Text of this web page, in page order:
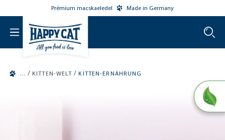
Prémium macskaeledel Made in Germany
/ KITTEN-WELT / KITTEN-ERNÄHRUNG